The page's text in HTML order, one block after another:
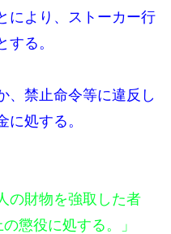
により、ストーカー行
る。
禁止命令等に違反し
処する。
の財物を強取した者
懲役に処する。」